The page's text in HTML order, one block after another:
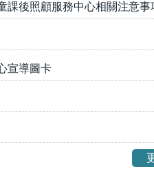
課後照顧服務中心相關注意事
宣導圖卡